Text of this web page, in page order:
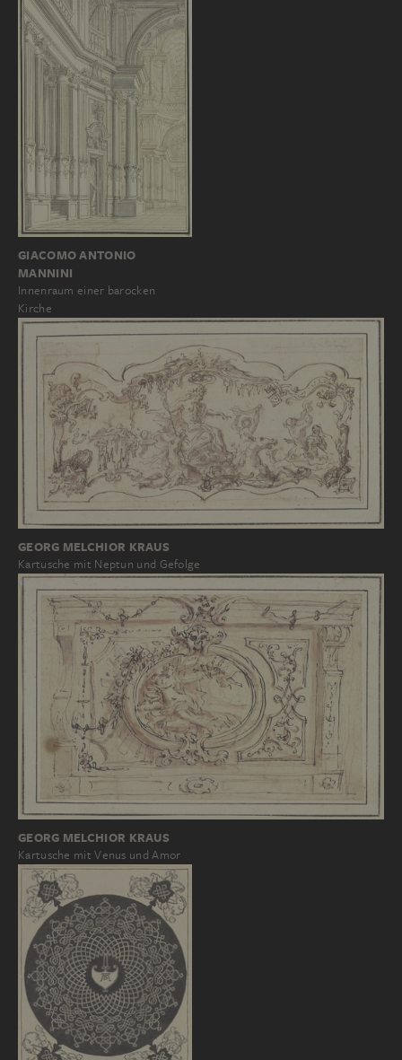
GIACOMO ANTONIO
MANNINI
Innenraum einer barocken
Kirche
GEORG MELCHIOR KRAUS
Kartusche mit Neptun und Gefolge
GEORG MELCHIOR KRAUS
Kartusche mit Venus und Amor